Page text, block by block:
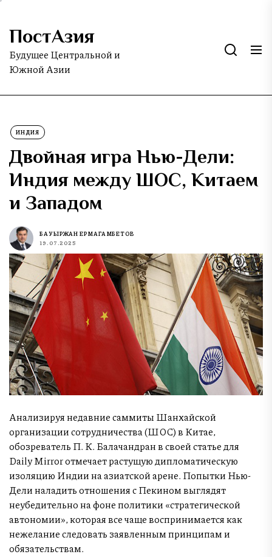
Skip
the
content
ПостАзия
Будущее Центральной и
Южной Азии
ИНДИЯ
Двойная игра Нью-Дели:
Индия между ШОС, Китаем
и Западом
БАУЫРЖАН ЕРМАГАМБЕТОВ
19.07.2025
Анализируя недавние саммиты Шанхайской
организации сотрудничества (ШОС) в Китае,
обозреватель П. К. Балачандран в своей статье для
Daily Mirror отмечает растущую дипломатическую
изоляцию Индии на азиатской арене. Попытки Нью-
Дели наладить отношения с Пекином выглядят
неубедительно на фоне политики «стратегической
автономии», которая все чаще воспринимается как
нежелание следовать заявленным принципам и
обязательствам.